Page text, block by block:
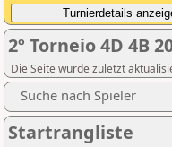
2º Torneio 4D 4B
Die Seite wurde zuletzt
Suche nach Spieler
Startrangliste